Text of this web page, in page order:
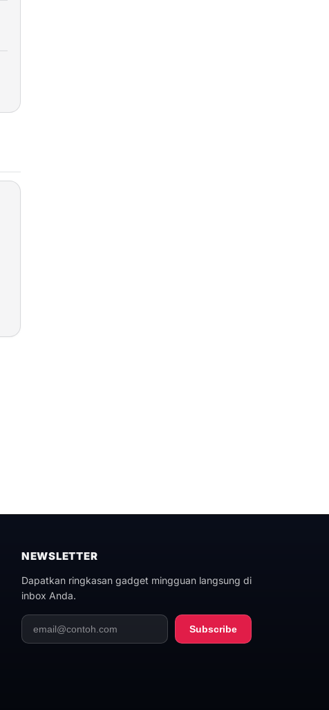
NEWSLETTER
Dapatkan ringkasan gadget mingguan langsung di
inbox Anda.
Subscribe